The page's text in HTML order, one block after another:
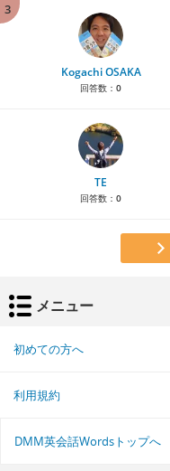
3
Kogachi OSAKA
回答数： 0
TE
回答数： 0
メニュー
初めての方へ
利用規約
DMM英会話Wordsトップへ